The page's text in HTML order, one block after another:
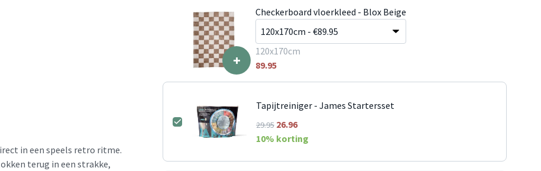
in een speels retro ritme.
terug in een strakke,
+
Checkerboard vloerkleed - Blox Beige
120x170cm
89.95
Tapijtreiniger - James Startersset
29.95 26.96
10% korting